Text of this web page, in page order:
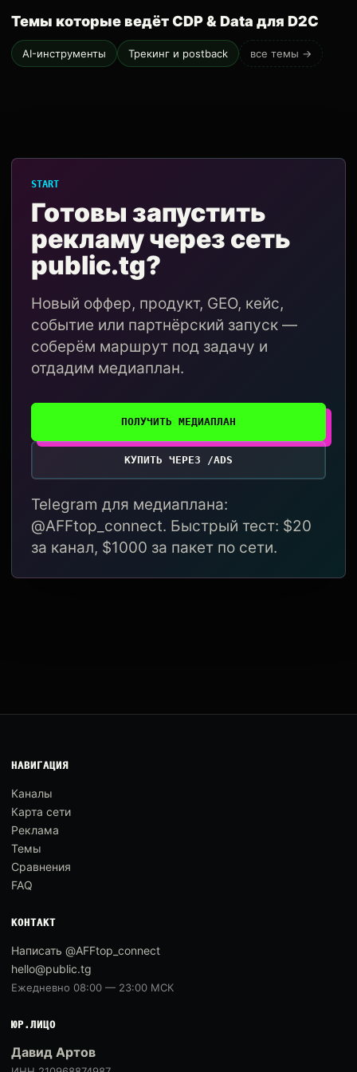
Темы которые ведёт CDP & Data для D2C
AI-инструменты Трекинг и postback все темы →
START
Готовы запустить
рекламу через сеть
public.tg?
Новый оффер, продукт, GEO, кейс,
событие или партнёрский запуск —
соберём маршрут под задачу и
отдадим медиаплан.
ПОЛУЧИТЬ МЕДИАПЛАН
КУПИТЬ ЧЕРЕЗ /ADS
Telegram для медиаплана:
@AFFtop_connect. Быстрый тест: $20
за канал, $1000 за пакет по сети.
НАВИГАЦИЯ
Каналы
Карта сети
Реклама
Темы
Сравнения
FAQ
КОНТАКТ
Написать @AFFtop_connect
hello@public.tg
Ежедневно 08:00 — 23:00 МСК
ЮР.ЛИЦО
Давид Артов